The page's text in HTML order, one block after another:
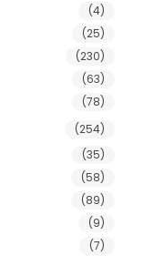
(4)
(25)
(230)
(63)
(78)
(254)
(35)
(58)
(89)
(9)
(7)